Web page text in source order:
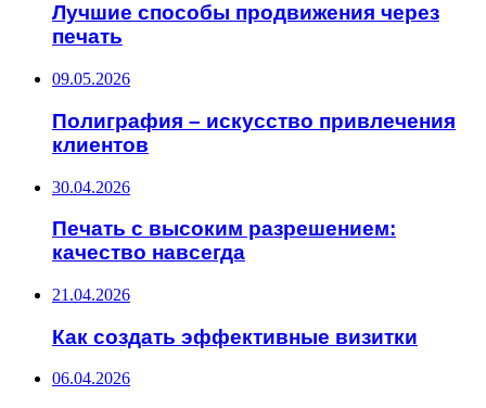
Лучшие способы продвижения через
печать
09.05.2026
Полиграфия – искусство привлечения
клиентов
30.04.2026
Печать с высоким разрешением:
качество навсегда
21.04.2026
Как создать эффективные визитки
06.04.2026